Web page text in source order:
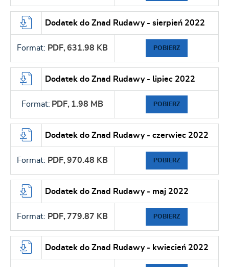
Dodatek do Znad Rudawy - sierpień 2022
Format: PDF, 631.98 KB POBIERZ
Dodatek do Znad Rudawy - lipiec 2022
Format: PDF, 1.98 MB POBIERZ
Dodatek do Znad Rudawy - czerwiec 2022
Format: PDF, 970.48 KB POBIERZ
Dodatek do Znad Rudawy - maj 2022
Format: PDF, 779.87 KB POBIERZ
Dodatek do Znad Rudawy - kwiecień 2022